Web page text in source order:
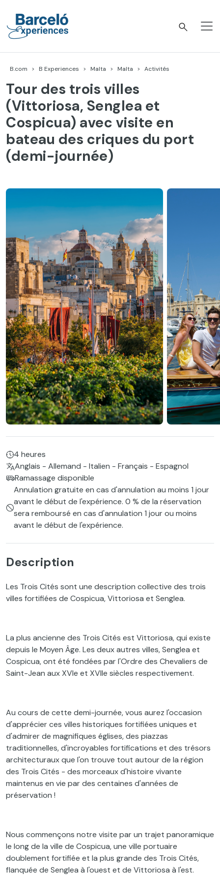
contenu
B.com B Experiences Malta Malta Activités
Tour des trois villes
(Vittoriosa, Senglea et
Cospicua) avec visite en
bateau des criques du port
(demi-journée)
4 heures
Anglais - Allemand - Italien - Français - Espagnol
Ramassage disponible
Annulation gratuite en cas d'annulation au moins 1 jour
avant le début de l'expérience. 0 % de la réservation
sera remboursé en cas d'annulation 1 jour ou moins
avant le début de l'expérience.
Description
Les Trois Cités sont une description collective des trois
villes fortifiées de Cospicua, Vittoriosa et Senglea.
La plus ancienne des Trois Cités est Vittoriosa, qui existe
depuis le Moyen Âge. Les deux autres villes, Senglea et
Cospicua, ont été fondées par l'Ordre des Chevaliers de
Saint-Jean aux XVIe et XVIIe siècles respectivement.
Au cours de cette demi-journée, vous aurez l'occasion
d'apprécier ces villes historiques fortifiées uniques et
d'admirer de magnifiques églises, des piazzas
traditionnelles, d'incroyables fortifications et des trésors
architecturaux que l'on trouve tout autour de la région
des Trois Cités - des morceaux d'histoire vivante
maintenus en vie par des centaines d'années de
préservation !
Nous commençons notre visite par un trajet panoramique
le long de la ville de Cospicua, une ville portuaire
doublement fortifiée et la plus grande des Trois Cités,
flanquée de Senglea à l'ouest et de Vittoriosa à l'est.